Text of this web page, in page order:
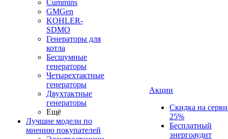
Cummins
GMGen
KOHLER-
SDMO
Генераторы для
котла
Бесшумные
генераторы
Четырехтактные
генераторы
Двухтактные
генераторы
Ещё
Лучшие модели по
мнению покупателей
Акции
Скидка на
25%
Бесплатный
энергоаудит